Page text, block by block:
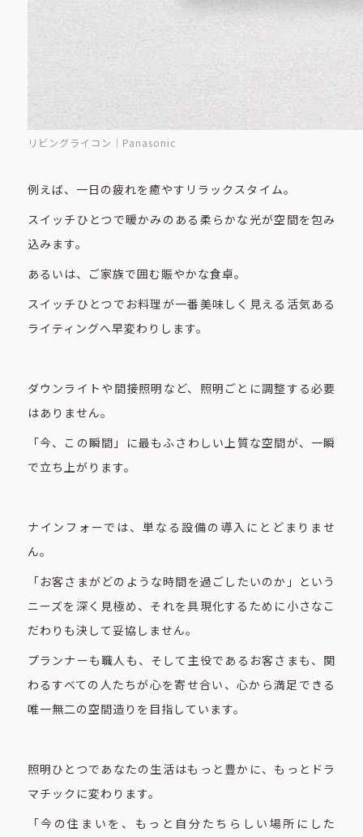
リビングライコン｜Panasonic
例えば、一日の疲れを癒やすリラックスタイム。
スイッチひとつで暖かみのある柔らかな光が空間を包み
込みます。
あるいは、ご家族で囲む賑やかな食卓。
スイッチひとつでお料理が一番美味しく見える活気ある
ライティングへ早変わりします。
ダウンライトや間接照明など、照明ごとに調整する必要
はありません。
「今、この瞬間」に最もふさわしい上質な空間が、一瞬
で立ち上がります。
ナインフォーでは、単なる設備の導入にとどまりませ
ん。
「お客さまがどのような時間を過ごしたいのか」という
ニーズを深く見極め、それを具現化するために小さなこ
だわりも決して妥協しません。
プランナーも職人も、そして主役であるお客さまも、関
わるすべての人たちが心を寄せ合い、心から満足できる
唯一無二の空間造りを目指しています。
照明ひとつであなたの生活はもっと豊かに、もっとドラ
マチックに変わります。
「今の住まいを、もっと自分たちらしい場所にした